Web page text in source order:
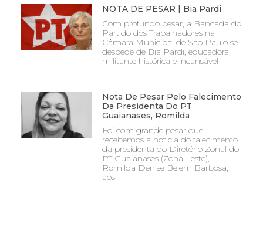
NOTA DE PESAR | Bia Pardi
Com profundo pesar, a Bancada do
Partido dos Trabalhadores na
Câmara Municipal de São Paulo se
despede de Bia Pardi, educadora,
militante histórica e incansável
Nota De Pesar Pelo Falecimento
Da Presidenta Do PT
Guaianases, Romilda
Foi com grande pesar que
recebemos a notícia do falecimento
da presidenta do Diretório Zonal do
PT Guaianases (Zona Leste),
Romilda Denise Belém Barbosa,
aos